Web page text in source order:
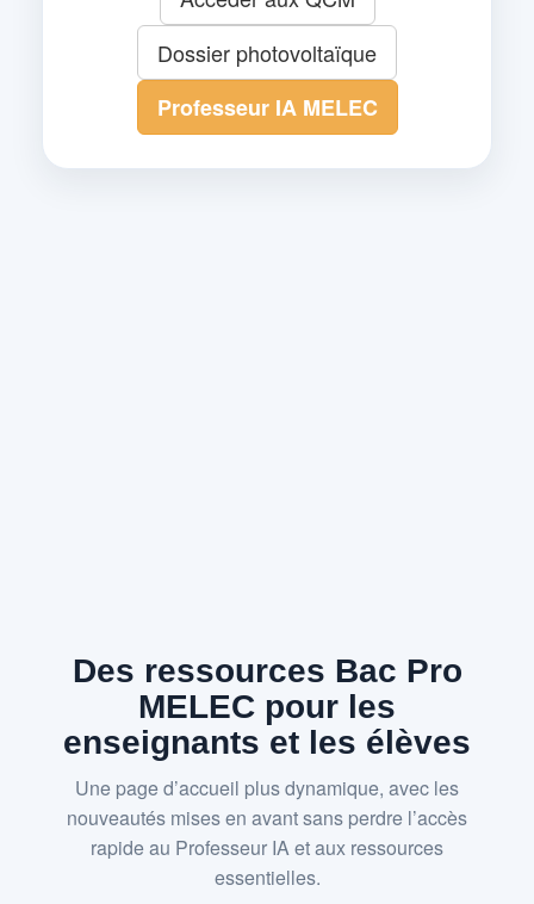
Dossier photovoltaïque
Professeur IA MELEC
Des ressources Bac Pro
MELEC pour les
enseignants et les élèves
Une page d’accueil plus dynamique, avec les
nouveautés mises en avant sans perdre l’accès
rapide au Professeur IA et aux ressources
essentielles.